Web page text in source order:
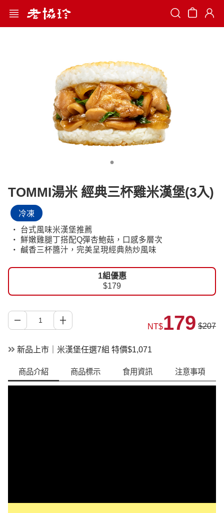
Search
TOMMI湯米 經典三杯雞米漢堡(3入)
冷凍
‧ 台式風味米漢堡推薦
‧ 鮮嫩雞腿丁搭配Q彈杏鮑菇，口感多層次
‧ 鹹香三杯醬汁，完美呈現經典熱炒風味
1組優惠
$179
NT$179 $207
新品上市｜米漢堡任選7組 特價$1,071
商品介紹 商品標示 食用資訊 注意事項